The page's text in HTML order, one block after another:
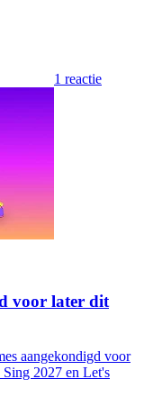
1 reactie
voor later dit
aangekondigd voor
2027 en Let's